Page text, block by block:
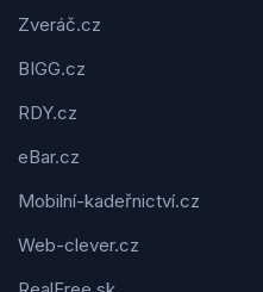
Zveráč.cz
BIGG.cz
RDY.cz
eBar.cz
Mobilní-kadeřnictví.cz
Web-clever.cz